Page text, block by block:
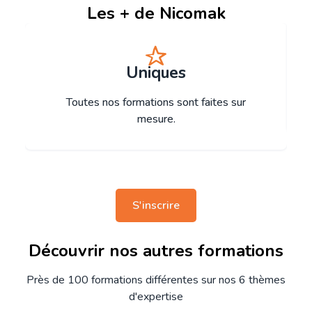
Les + de Nicomak
Uniques
Toutes nos formations sont faites sur
mesure.
S'inscrire
Découvrir nos autres formations
Près de 100 formations différentes sur nos 6 thèmes
d'expertise